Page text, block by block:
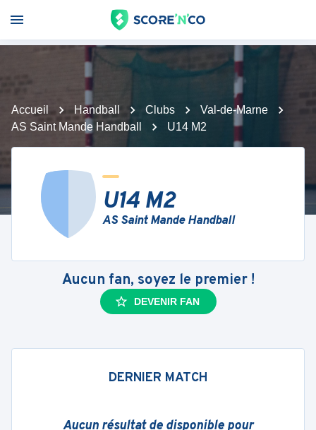
Accueil Handball Clubs
Val-de-Marne
AS Saint Mande Handball
U14 M2
U14 M2
AS Saint Mande Handball
Aucun fan, soyez le premier !
DEVENIR FAN
DERNIER MATCH
Aucun résultat de disponible pour